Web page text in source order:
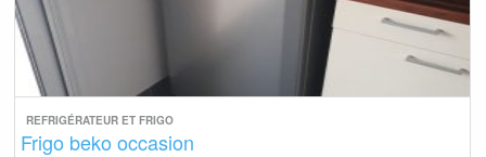
REFRIGÉRATEUR ET FRIGO
Frigo beko occasion